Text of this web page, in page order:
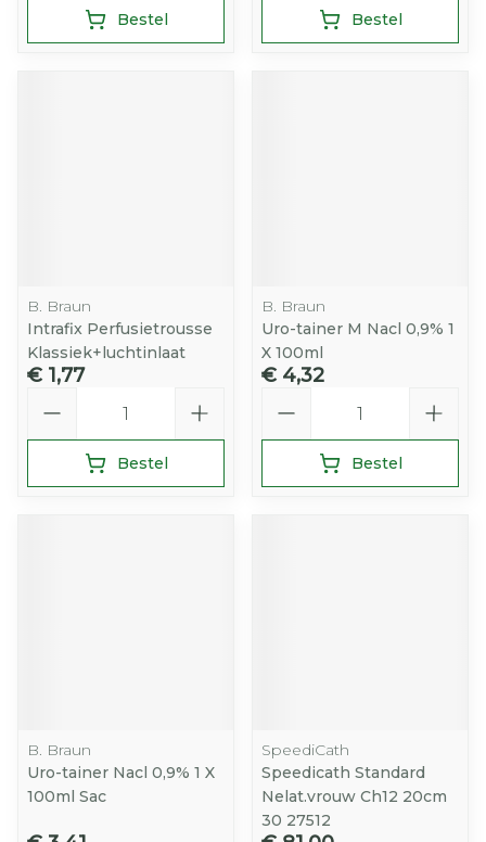
Bestel Bestel
B. Braun
Intrafix Perfusietrousse
Klassiek+luchtinlaat
€ 1,77
Bestel
B. Braun
Uro-tainer M Nacl 0,9% 1
X 100ml
€ 4,32
Bestel
B. Braun
Uro-tainer Nacl 0,9% 1 X
100ml Sac
SpeediCath
Speedicath Standard
Nelat.vrouw Ch12 20cm
30 27512